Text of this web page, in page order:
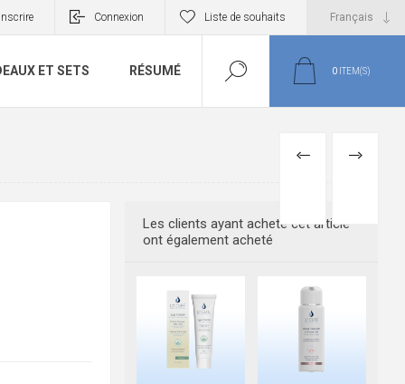
Connexion Liste de souhaits
ET SETS RÉSUMÉ 0 ITEM(S)
PREVIOUS
NEXT
Les clients ayant acheté cet article
ont également acheté